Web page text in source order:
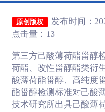
原创版权 发布时间：
点击量：13
第三方己酸薄荷酯甾醇
荷酯、改性甾醇酯类衍
酸薄荷酯甾醇、高纯度
酯甾醇检测标准对己酸
技术研究所出具己酸薄